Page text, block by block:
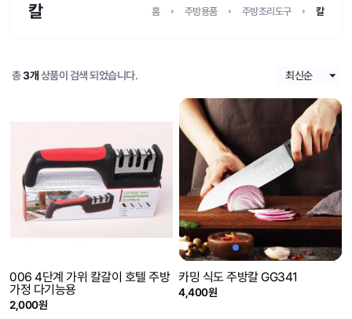
칼 홈 주방용품 주방조리도구 칼
총3개 상품이 검색 되었습니다.
006 4단계 가위 칼갈이 호텔 주방
가정 다기능용
2,000원
카밍 식도 주방칼 GG341
4,400원